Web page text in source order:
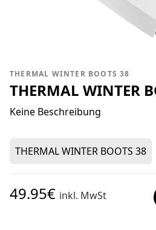
THERMAL WINTER BOOTS 38
THERMAL WINTER
Keine Beschreibung
THERMAL WINTER BOOTS 38
49.95€ inkl. MwSt